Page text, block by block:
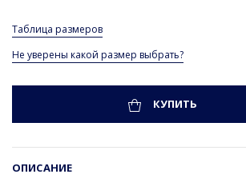
Таблица размеров
Не уверены какой размер выбрать?
КУПИТЬ
ОПИСАНИЕ